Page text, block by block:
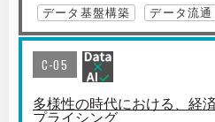
データ基盤構築 データ流通
C-05
多様性の時代における、経
プライシング